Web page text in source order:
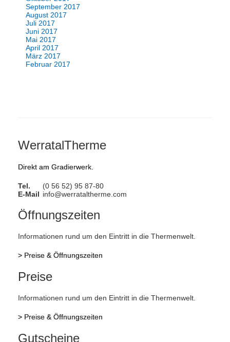
September 2017
August 2017
Juli 2017
Juni 2017
Mai 2017
April 2017
März 2017
Februar 2017
WerratalTherme
Direkt am Gradierwerk.
Tel.
(0 56 52) 95 87-80
E-Mail info@werrataltherme.com
Öffnungszeiten
Informationen rund um den Eintritt in die Thermenwelt.
> Preise & Öffnungszeiten
Preise
Informationen rund um den Eintritt in die Thermenwelt.
> Preise & Öffnungszeiten
Gutscheine